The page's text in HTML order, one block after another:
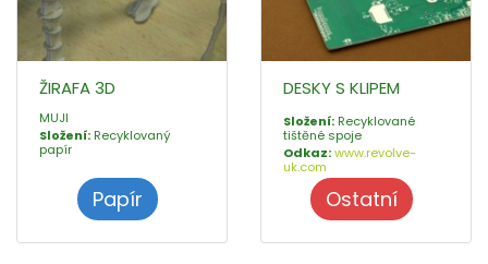
ŽIRAFA 3D
MUJI
Složení: Recyklovaný
papír
Papír
DESKY S KLIPEM
Složení: Recyklované
tištěné spoje
Odkaz:www.revolve-
uk.com
Ostatní